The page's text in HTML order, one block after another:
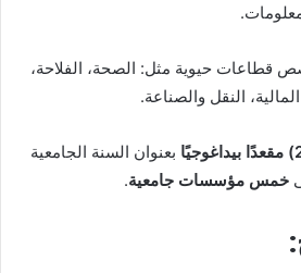
قطاعات حيوية مثل: الصحة، الفلاحة،
النقل والصناعة.
بعنوان السنة الجامعية
خمس مؤسسات جامعية.